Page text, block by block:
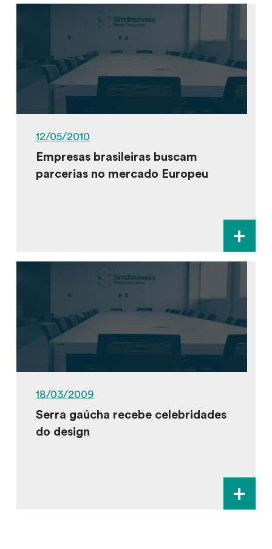
12/05/2010
Empresas brasileiras buscam
parcerias no mercado Europeu
+
18/03/2009
Serra gaúcha recebe celebridades
do design
+